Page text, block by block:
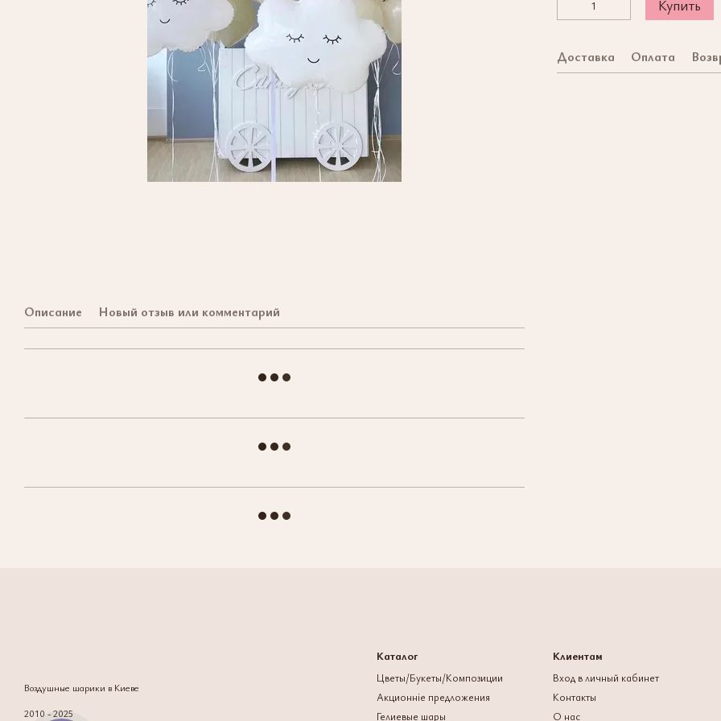
Описание Новый отзыв или комментарий
Купить
Доставка Оплата
Воздушные шарики в Киеве
2010 - 2025
Каталог
Цветы/Букеты/Композиции
Акционніе предложения
Гелиевые шары
Клиентам
Вход в личный кабинет
Контакты
О нас